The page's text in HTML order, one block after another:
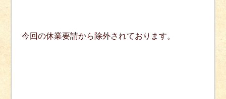
今回の休業要請から除外されております。